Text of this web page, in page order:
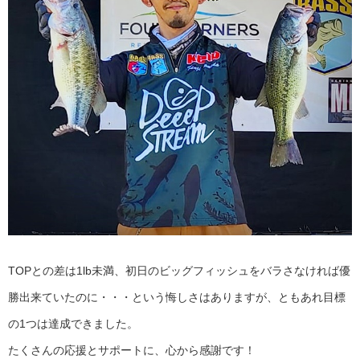
TOPとの差は1lb未満、初日のビッグフィッシュをバラさなければ優
勝出来ていたのに・・・という悔しさはありますが、ともあれ目標
の1つは達成できました。
たくさんの応援とサポートに、心から感謝です！